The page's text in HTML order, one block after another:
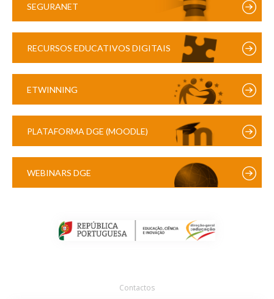
SEGURANET
RECURSOS EDUCATIVOS DIGITAIS
ETWINNING
PLATAFORMA DGE (MOODLE)
WEBINARS DGE
Contactos